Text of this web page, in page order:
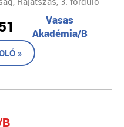
Vasas
Akadémia/B
»